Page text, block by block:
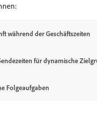
während der Geschäftszeiten
für dynamische
Folgeaufgaben